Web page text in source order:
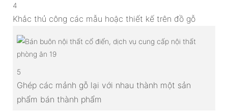
4
Khắc thủ công các mẫu hoặc thiết kế trên đồ gỗ
5
Ghép các mảnh gỗ lại với nhau thành một sản
phẩm bán thành phẩm